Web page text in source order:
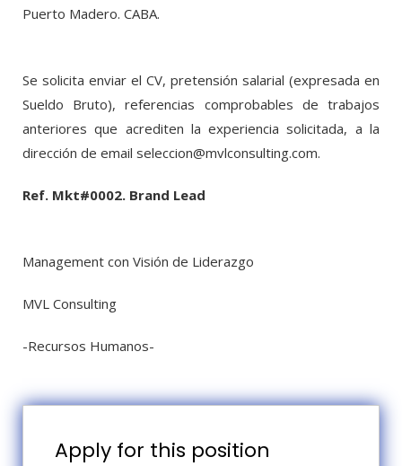
Puerto Madero. CABA.
Se solicita enviar el CV, pretensión salarial (expresada en
Sueldo Bruto), referencias comprobables de trabajos
anteriores que acrediten la experiencia solicitada, a la
dirección de email seleccion@mvlconsulting.com.
Ref. Mkt#0002. Brand Lead
Management con Visión de Liderazgo
MVL Consulting
-Recursos Humanos-
Apply for this position